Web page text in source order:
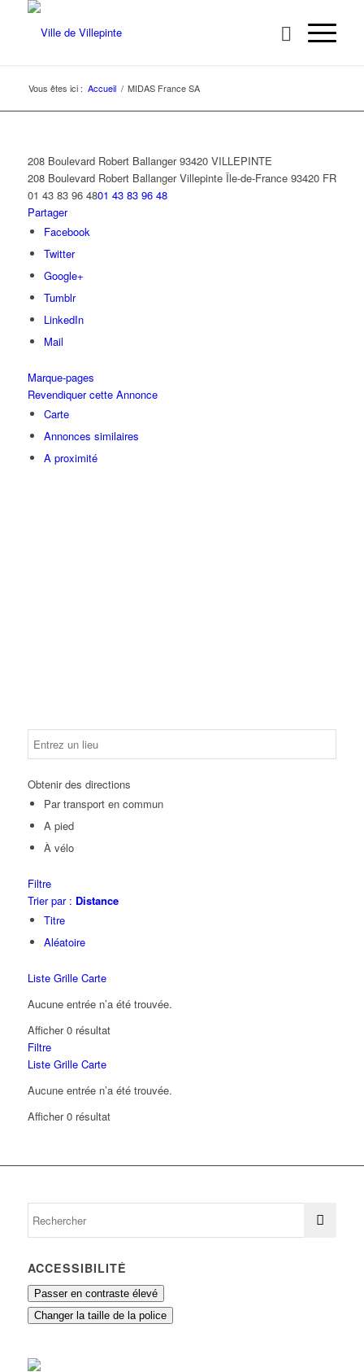
Vous êtes ici : Accueil / MIDAS France SA
208 Boulevard Robert Ballanger 93420 VILLEPINTE
208 Boulevard Robert Ballanger Villepinte Île-de-France 93420 FR
01 43 83 96 4801 43 83 96 48
Partager
Facebook
Twitter
Google+
Tumblr
LinkedIn
Mail
Marque-pages
Revendiquer cette Annonce
Carte
Annonces similaires
A proximité
Obtenir des directions
Par transport en commun
A pied
À vélo
Filtre
Trier par : Distance
Titre
Aléatoire
Liste Grille Carte
Aucune entrée n’a été trouvée.
Afficher 0 résultat
Filtre
Liste Grille Carte
Aucune entrée n’a été trouvée.
Afficher 0 résultat
ACCESSIBILITÉ
Passer en contraste élevé
Changer la taille de la police